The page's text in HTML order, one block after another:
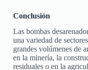
Conclusión
Las bombas
una variedad de
grandes volúmenes de
en la minería, la
residuales o en la